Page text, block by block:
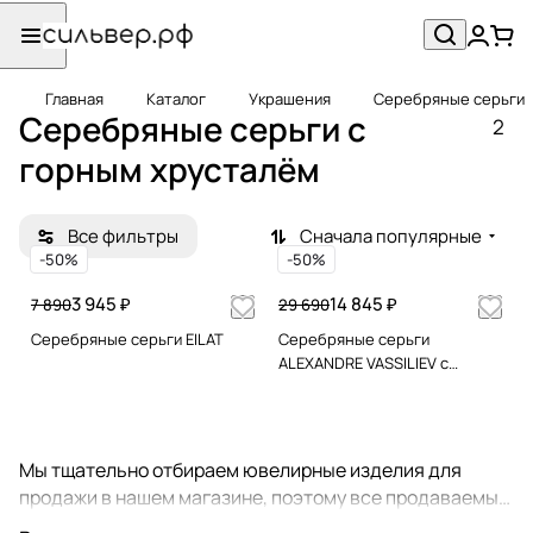
Главная Каталог Украшения Серебряные серьги
Серебряные серьги c
горным хрусталём
2
Все фильтры Сначала популярные
-50%
3 945 ₽
7 890
Серебряные серьги EILAT
-50%
14 845 ₽
29 690
Серебряные серьги
ALEXANDRE VASSILIEV c
Мы тщательно отбираем ювелирные изделия для
продажи в нашем магазине, поэтому все продаваемые
у нас серьги - это настоящие шедевры ювелирного